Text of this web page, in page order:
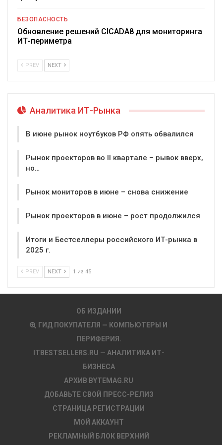
БЕЗОПАСНОСТЬ
Обновление решений CICADA8 для мониторинга
ИТ-периметра
PREV NEXT
Аналитика ИТ-Рынка
В июне рынок ноутбуков РФ опять обвалился
Рынок проекторов во II квартале – рывок вверх,
но…
Рынок мониторов в июне – снова снижение
Рынок проекторов в июне – рост продолжился
Итоги и Бестселлеры российского ИТ-рынка в
2025 г.
PREV NEXT 1 из 45
ОБ ИЗДАНИИ
ГИД ПОКУПАТЕЛЯ — КОМПЬЮТЕРЫ И
ПЕРИФЕРИЯ.
ITBESTSELLERS.RU — АНАЛИТИКА ИТ-
БИЗНЕСА
АРХИВ BYTEMAG.RU
ДОБАВЬТЕ СВОЙ ПРЕСС-РЕЛИЗ
СТРАНИЦА РЕГИСТРАЦИИ
МОЙ АККАУНТ
РЕКЛАМНЫЙ БЛОК ВЕРХНИЙ